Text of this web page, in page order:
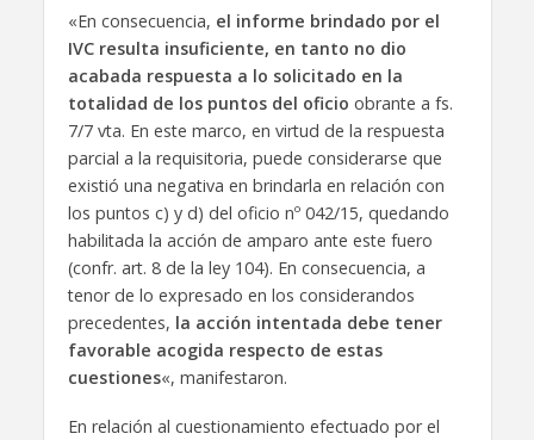
«En consecuencia, el informe brindado por el
IVC resulta insuficiente, en tanto no dio
acabada respuesta a lo solicitado en la
totalidad de los puntos del oficio obrante a fs.
7/7 vta. En este marco, en virtud de la respuesta
parcial a la requisitoria, puede considerarse que
existió una negativa en brindarla en relación con
los puntos c) y d) del oficio nº 042/15, quedando
habilitada la acción de amparo ante este fuero
(confr. art. 8 de la ley 104). En consecuencia, a
tenor de lo expresado en los considerandos
precedentes, la acción intentada debe tener
favorable acogida respecto de estas
cuestiones«, manifestaron.
En relación al cuestionamiento efectuado por el